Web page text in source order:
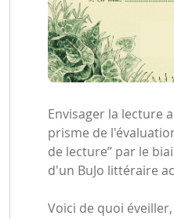
Envisager la lecture
prisme de
de lecture” par le
d'un BuJo littéraire
Voici de quoi